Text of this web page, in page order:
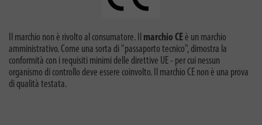
Il marchio non è rivolto al consumatore. Il marchio CEè un marchio
amministrativo. Come una sorta di "passaporto tecnico", dimostra la
conformità con i requisiti minimi delle direttive UE - per cui nessun
organismo di controllo deve essere coinvolto. Il marchio CE non è una prova
di qualità testata.